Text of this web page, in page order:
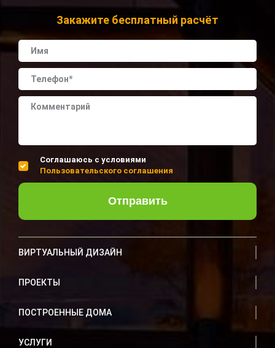
Закажите бесплатный расчёт
Соглашаюсь с условиями
Пользовательского соглашения
Отправить
ВИРТУАЛЬНЫЙ ДИЗАЙН
ПРОЕКТЫ
ПОСТРОЕННЫЕ ДОМА
УСЛУГИ